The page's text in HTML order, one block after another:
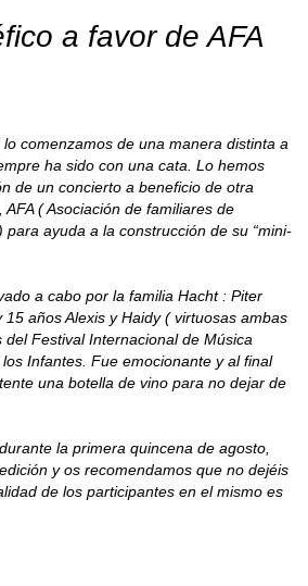
a favor de AFA
lo comenzamos de una manera distinta a
ha sido con una cata. Lo hemos
de un concierto a beneficio de otra
( Asociación de familiares de
para ayuda a la construcción de su “mini-
a cabo por la familia Hacht : Piter
años Alexis y Haidy ( virtuosas ambas
Festival Internacional de Música
Infantes. Fue emocionante y al final
una botella de vino para no dejar de
la primera quincena de agosto,
y os recomendamos que no dejéis
de los participantes en el mismo es